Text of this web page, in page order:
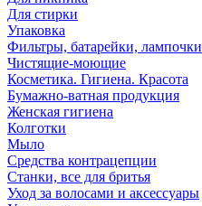
Для стирки
Упаковка
Фильтры, батарейки, лампочки
Чистящие-моющие
Косметика. Гигиена. Красота
Бумажно-ватная продукция
Женская гигиена
Колготки
Мыло
Средства контрацепции
Станки, все для бритья
Уход за волосами и аксессуары